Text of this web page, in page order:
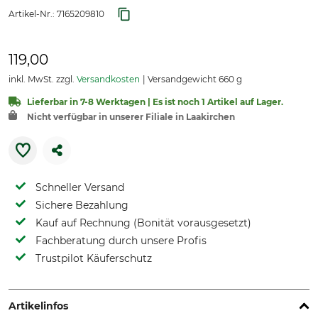
Artikel-Nr.: 7165209810
119,00
inkl. MwSt. zzgl. Versandkosten Versandgewicht 660 g
Lieferbar in 7-8 Werktagen | Es ist noch 1 Artikel auf Lager.
Nicht verfügbar in unserer Filiale in Laakirchen
Schneller Versand
Sichere Bezahlung
Kauf auf Rechnung (Bonität vorausgesetzt)
Fachberatung durch unsere Profis
Trustpilot Käuferschutz
Artikelinfos